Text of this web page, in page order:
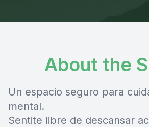
About the
Un espacio seguro para
mental.
Sentite libre de descansar